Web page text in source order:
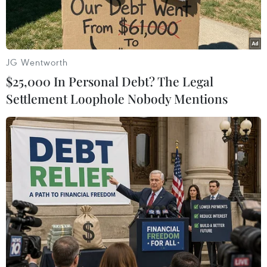
Sản phẩm thép cuộn tại một nhà máy ở Salzgitter, Đức.
(Nguồn: EPA/TTXVN)
Ngày 5/2, Mỹ cho biết chính phủ nước này đang
xem xét chính sách thuế đối với Liên minh châu
Âu (EU).
JG Wentworth
$25,000 In Personal Debt? The Legal
Settlement Loophole Nobody Mentions